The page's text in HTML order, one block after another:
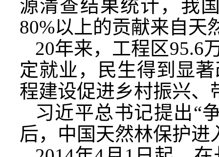
源清查结果统计，我
80%以上的贡献来自天
20年来，工程区95.6
定就业，民生得到显
程建设促进乡村振兴、
习近平总书记提出“
后，中国天然林保护